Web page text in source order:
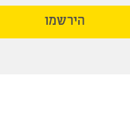
הירשמו